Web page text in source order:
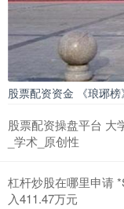
股票配资资金 《琅琊
股票配资操盘平台 大
_学术_原创性
杠杆炒股在哪里申请
入411.47万元